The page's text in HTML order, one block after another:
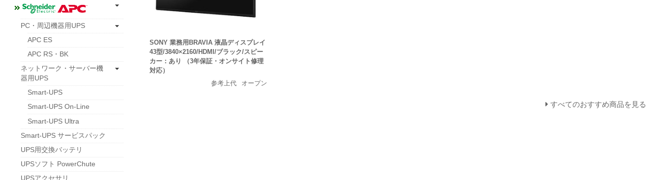
SONY 業務用BRAVIA 液晶ディスプレイ
43型/3840×2160/HDMI/ブラック/スピー
カー：あり （3年保証・オンサイト修理
対応）
参考上代
オープン
すべてのおすすめ商品を見る
PC・周辺機器用UPS
APC ES
APC RS・BK
ネットワーク・サーバー機
器用UPS
Smart-UPS
Smart-UPS On-Line
Smart-UPS Ultra
Smart-UPS サービスパック
UPS用交換バッテリ
UPSソフト PowerChute
UPSアクセサリ